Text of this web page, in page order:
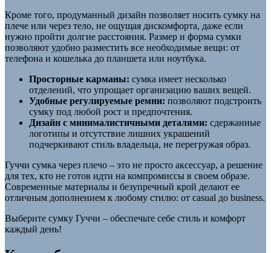
Кроме того, продуманный дизайн позволяет носить сумку на
плече или через тело, не ощущая дискомфорта, даже если
нужно пройти долгие расстояния. Размер и форма сумки
позволяют удобно разместить все необходимые вещи: от
телефона и кошелька до планшета или ноутбука.
Просторные карманы: сумка имеет несколько
отделений, что упрощает организацию ваших вещей.
Удобные регулируемые ремни: позволяют подстроить
сумку под любой рост и предпочтения.
Дизайн с минималистичными деталями: сдержанные
логотипы и отсутствие лишних украшений
подчеркивают стиль владельца, не перегружая образ.
Гуччи сумка через плечо – это не просто аксессуар, а решение
для тех, кто не готов идти на компромиссы в своем образе.
Современные материалы и безупречный крой делают ее
отличным дополнением к любому стилю: от casual до business.
Выберите сумку Гуччи – обеспечьте себе стиль и комфорт
каждый день!